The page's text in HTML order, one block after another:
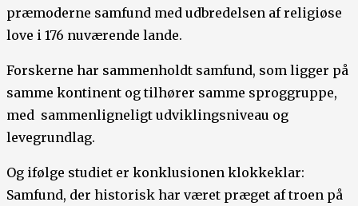
præmoderne samfund med udbredelsen af religiøse
love i 176 nuværende lande.
Forskerne har sammenholdt samfund, som ligger på
samme kontinent og tilhører samme sproggruppe,
med sammenligneligt udviklingsniveau og
levegrundlag.
Og ifølge studiet er konklusionen klokkeklar:
Samfund, der historisk har været præget af troen på